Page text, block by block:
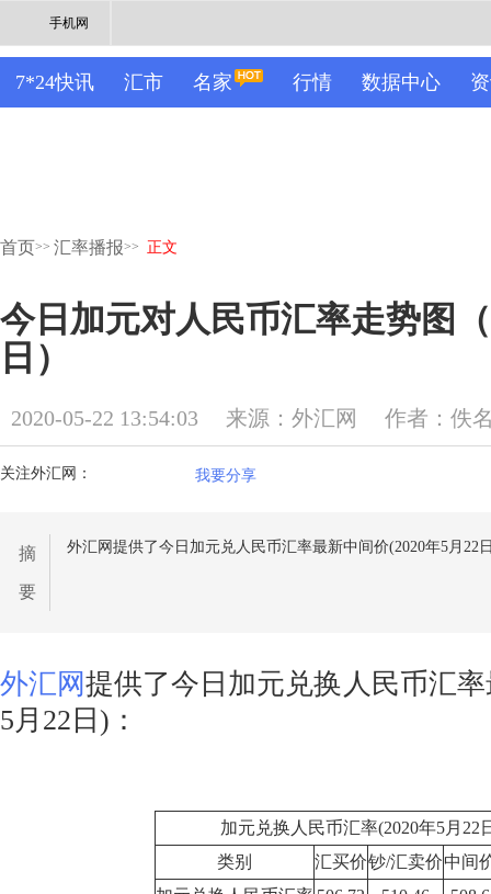
手机网
7*24快讯 汇市 名家 行情 数据中心
首页>> 汇率播报>> 正文
今日加元对人民币汇率走势图
日）
2020-05-22 13:54:03 来源：外汇网 作者：佚
关注外汇网： 我要分享
摘
要
外汇网提供了今日加元兑人民币汇率最新中间价(2020年5月22
外汇网提供了今日加元兑换人民币汇
5月22日)：
加元兑换人民币汇率(2020年5月22
类别
汇买价钞/汇卖价中间